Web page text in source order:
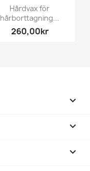
Hårdvax för
hårborttagning...
260,00kr


